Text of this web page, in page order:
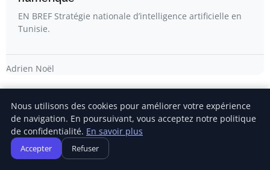
EN BREF Stratégie nationale d’intelligence artificielle en
Tunisie.
Adrien Noël
Nous utilisons des cookies pour améliorer votre expérience
de navigation. En poursuivant, vous acceptez notre politique
de confidentialité. En savoir plus
Accepter Refuser